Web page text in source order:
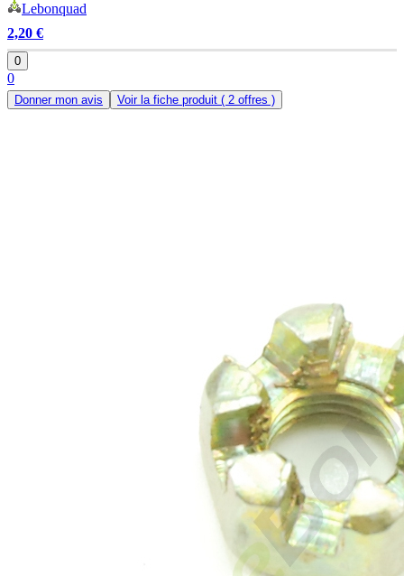
Lebonquad
2,20 €
0
0
Donner mon avis Voir la fiche produit ( 2 offres )